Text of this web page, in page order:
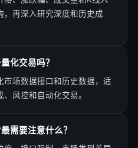
，再深入研究深度和历史成
化交易吗？
市场数据接口和历史数据，适
风控和自动化交易。
需要注意什么？